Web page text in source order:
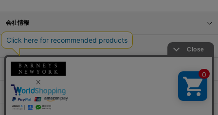
会社情報
店舗情報
サービス